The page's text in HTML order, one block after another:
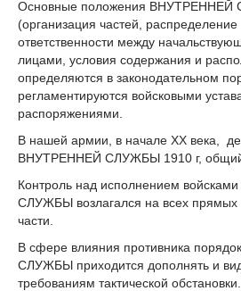
Основные положения ВНУТРЕННЕЙ
(организация частей,
ответственности между
лицами, условия содержания и
определяются в законодательном
регламентируются войсковыми
распоряжениями.
В нашей армии, в начале XX века,
ВНУТРЕННЕЙ СЛУЖБЫ 1910 г, общий
Контроль над исполнением
СЛУЖБЫ возлагался на всех прямых
части.
В сфере влияния противника
СЛУЖБЫ приходится дополнять и
требованиям тактической обстановки.